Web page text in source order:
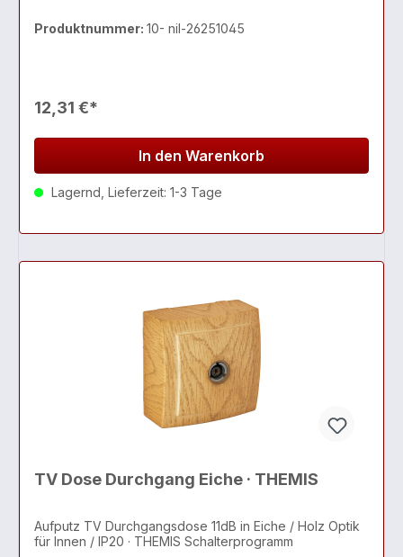
Produktnummer: 10- nil-26251045
12,31 €*
In den Warenkorb
Lagernd, Lieferzeit: 1-3 Tage
TV Dose Durchgang Eiche · THEMIS
Aufputz TV Durchgangsdose 11dB in Eiche / Holz Optik
für Innen / IP20 · THEMIS Schalterprogramm